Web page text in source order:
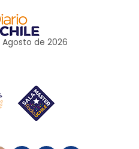
Agosto de 2026